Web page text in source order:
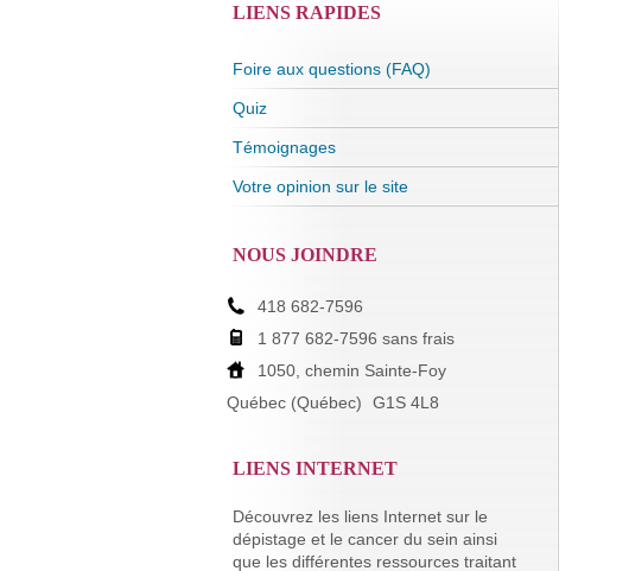
LIENS RAPIDES
Foire aux questions (FAQ)
Quiz
Témoignages
Votre opinion sur le site
NOUS JOINDRE
418 682-7596
1 877 682-7596 sans frais
1050, chemin Sainte-Foy
Québec (Québec)
G1S 4L8
LIENS INTERNET
Découvrez les liens Internet sur le
dépistage et le cancer du sein ainsi
que les différentes ressources traitant